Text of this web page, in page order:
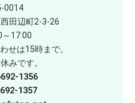
0014
田辺町2-3-26
17:00
せは15時まで。
みです。
1356
1357